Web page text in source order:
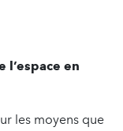
l’espace en
les moyens que